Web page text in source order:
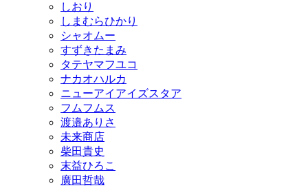
しおり
しまむらひかり
シャオムー
すずきたまみ
タテヤマフユコ
ナカオハルカ
ニューアイアイズスタア
フムフムス
渡邉ありさ
未来商店
柴田貴史
末益ひろこ
廣田哲哉